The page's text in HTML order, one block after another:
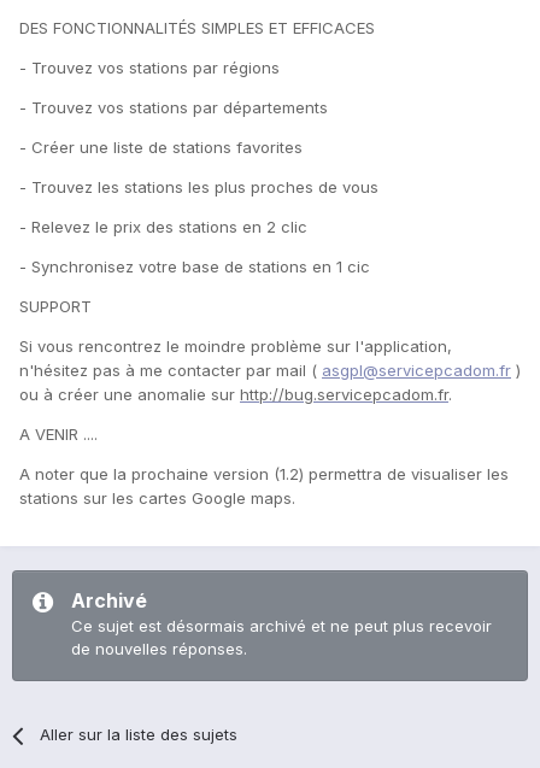
DES FONCTIONNALITÉS SIMPLES ET EFFICACES
- Trouvez vos stations par régions
- Trouvez vos stations par départements
- Créer une liste de stations favorites
- Trouvez les stations les plus proches de vous
- Relevez le prix des stations en 2 clic
- Synchronisez votre base de stations en 1 cic
SUPPORT
Si vous rencontrez le moindre problème sur l'application,
n'hésitez pas à me contacter par mail ( asgpl@servicepcadom.fr )
ou à créer une anomalie sur http://bug.servicepcadom.fr.
A VENIR ....
A noter que la prochaine version (1.2) permettra de visualiser les
stations sur les cartes Google maps.
Archivé
Ce sujet est désormais archivé et ne peut plus recevoir
de nouvelles réponses.
Aller sur la liste des sujets